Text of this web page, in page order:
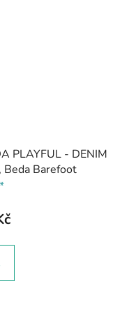
PLAYFUL - DENIM
Barefoot